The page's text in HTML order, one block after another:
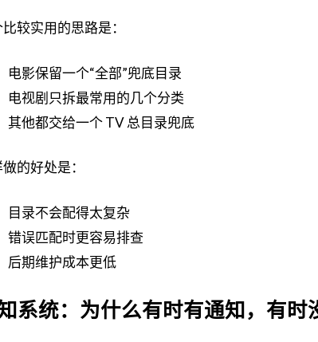
较实用的思路是：
电影保留一个“全部”兜底目录
电视剧只拆最常用的几个分类
其他都交给一个 TV 总目录兜底
的好处是：
目录不会配得太复杂
错误匹配时更容易排查
后期维护成本更低
系统：为什么有时有通知，有时